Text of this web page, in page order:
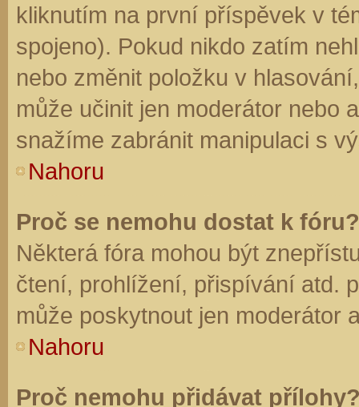
kliknutím na první příspěvek v
spojeno). Pokud nikdo zatím
nebo změnit položku v
může učinit jen moderátor nebo
snažíme zabránit manipulaci s
Nahoru
Proč se nemohu dostat k fóru?
Některá fóra mohou být
čtení, prohlížení, přispívání atd.
může poskytnout jen moderátor
Nahoru
Proč nemohu přidávat